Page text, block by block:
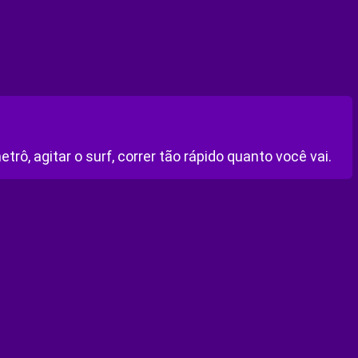
agitar o surf, correr tão rápido quanto você vai.